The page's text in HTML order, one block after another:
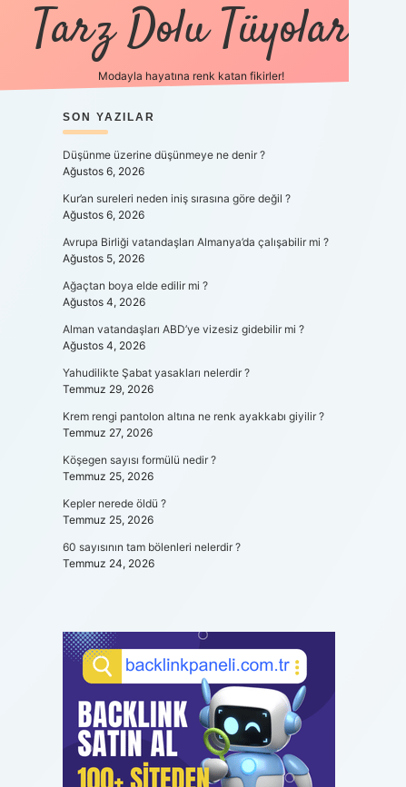
Tarz Dolu Tüyolar
Modayla hayatına renk katan fikirler!
SIDEBAR
SON YAZILAR
Düşünme üzerine düşünmeye ne denir ?
Ağustos 6, 2026
Kur’an sureleri neden iniş sırasına göre değil ?
Ağustos 6, 2026
Avrupa Birliği vatandaşları Almanya’da çalışabilir mi ?
Ağustos 5, 2026
Ağaçtan boya elde edilir mi ?
Ağustos 4, 2026
Alman vatandaşları ABD’ye vizesiz gidebilir mi ?
Ağustos 4, 2026
Yahudilikte Şabat yasakları nelerdir ?
Temmuz 29, 2026
Krem rengi pantolon altına ne renk ayakkabı giyilir ?
Temmuz 27, 2026
Köşegen sayısı formülü nedir ?
Temmuz 25, 2026
Kepler nerede öldü ?
Temmuz 25, 2026
60 sayısının tam bölenleri nelerdir ?
Temmuz 24, 2026